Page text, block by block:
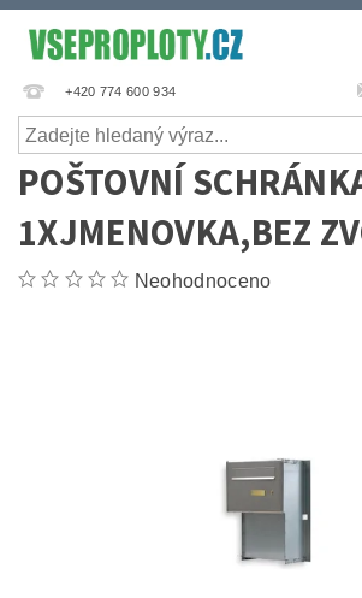
+420 774 600 934
POŠTOVNÍ
1XJMENOVKA,BEZ
Neohodnoceno